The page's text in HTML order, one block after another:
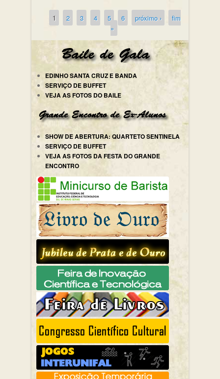
Páginas
1 2 3 4 5 6 próximo ›
fim
»
EDINHO SANTA CRUZ E BANDA
SERVIÇO DE BUFFET
VEJA AS FOTOS DO BAILE
SHOW DE ABERTURA: QUARTETO SENTINELA
SERVIÇO DE BUFFET
VEJA AS FOTOS DA FESTA DO GRANDE
ENCONTRO